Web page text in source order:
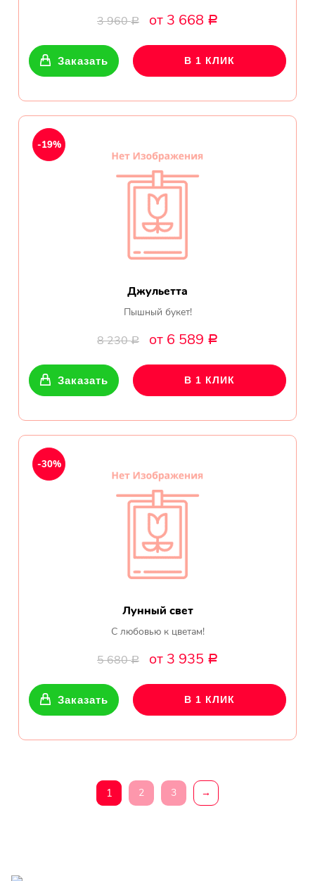
3 960Р от 3 668 Р
Заказать В 1 КЛИК
Джульетта
Пышный букет!
8 230Р от 6 589 Р
-19%
Заказать В 1 КЛИК
Лунный свет
С любовью к цветам!
5 680Р от 3 935 Р
-30%
Заказать В 1 КЛИК
1 2 3 →